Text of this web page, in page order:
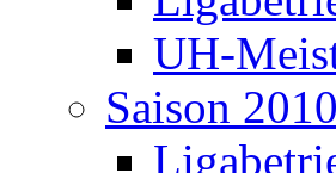
UH-
Saison